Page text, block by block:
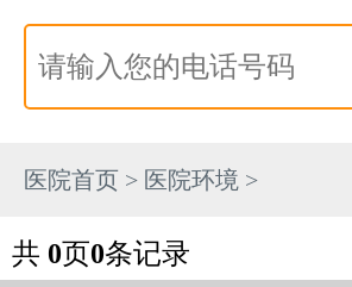
医院首页 > 医院环境 >
共 0页0条记录